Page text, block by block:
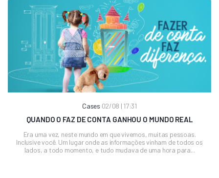
Cases 02/08 | 17:31
QUANDO O FAZ DE CONTA GANHOU O MUNDO REAL
Era uma vez, neste mundo em que vivemos, muitas pessoas.
Inclusive você. Um lugar onde as informações vinham de todos os
lados, a todo momento, e tudo mudava de uma hora para...